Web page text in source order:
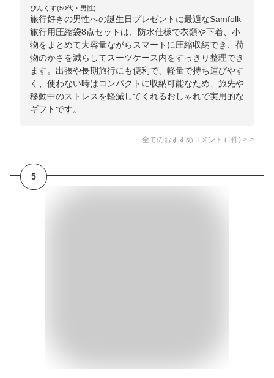
ぴんくす(50代・男性)
旅行好きの男性への誕生日プレゼントに最適なSamfolk
旅行用圧縮袋8点セットは、防水仕様で衣類や下着、小
物をまとめて大容量ながらスマートに圧縮収納でき、荷
物のかさを減らしてスーツケース内をすっきり整理でき
ます。出張や長期旅行にも便利で、軽量で持ち運びやす
く、使わない時はコンパクトに収納可能なため、旅先や
移動中のストレスを軽減してくれるおしゃれで実用的な
ギフトです。
全てのおすすめコメント (1 件) >
5